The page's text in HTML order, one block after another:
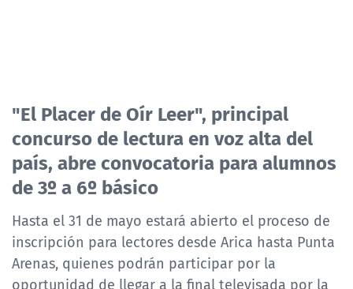
"El Placer de Oír Leer", principal
concurso de lectura en voz alta del
país, abre convocatoria para alumnos
de 3º a 6º básico
Hasta el 31 de mayo estará abierto el proceso de
inscripción para lectores desde Arica hasta Punta
Arenas, quienes podrán participar por la
oportunidad de llegar a la final televisada por la